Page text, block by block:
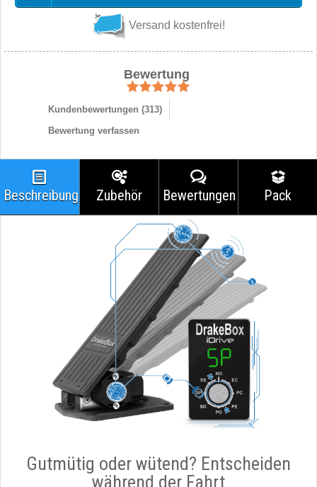
Versand kostenfrei!
Bewertung
Kundenbewertungen (313)
Bewertung verfassen
Beschreibung Zubehör Bewertungen Pack
Gutmütig oder wütend? Entscheiden
während der Fahrt